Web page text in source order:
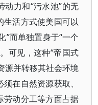
力和“污水池”的无
生活方式使美国可以
”而单独置身于“一个
可见，这种“帝国式
源并转移其社会环境
在自然资源获取、
劳动分工等方面占据